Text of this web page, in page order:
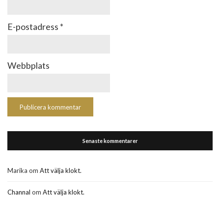
E-postadress *
Webbplats
Senaste kommentarer
Marika om Att välja klokt.
Channal om Att välja klokt.